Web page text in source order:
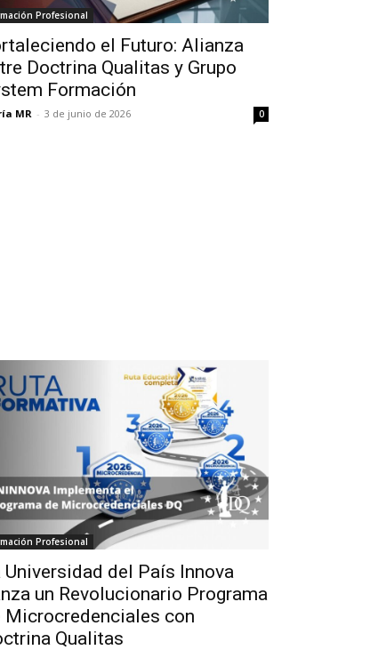
Profesional
el Futuro: Alianza
Doctrina Qualitas y Grupo
Formación
MR - 3 de junio de 2026 0
Profesional
Universidad del País Innova
un Revolucionario Programa
Microcredenciales con
Qualitas